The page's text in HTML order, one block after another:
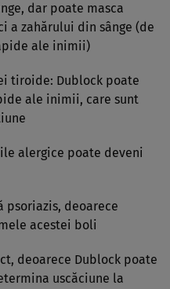
dar poate masca
a zahărului din sânge (de
ale inimii)
Dublock poate
ale inimii, care sunt
alergice poate deveni
deoarece
acestei boli
Dublock poate
uscăciune la